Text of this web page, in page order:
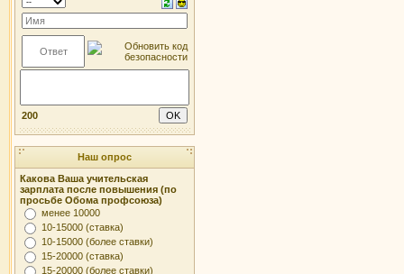
200
Наш опрос
Какова Ваша учительская
зарплата после повышения (по
просьбе Обома профсоюза)
менее 10000
10-15000 (ставка)
10-15000 (более ставки)
15-20000 (ставка)
15-20000 (более ставки)